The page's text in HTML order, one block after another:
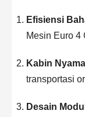
Efisiensi
Mesin Euro 4
Kabin
transportasi
Desain